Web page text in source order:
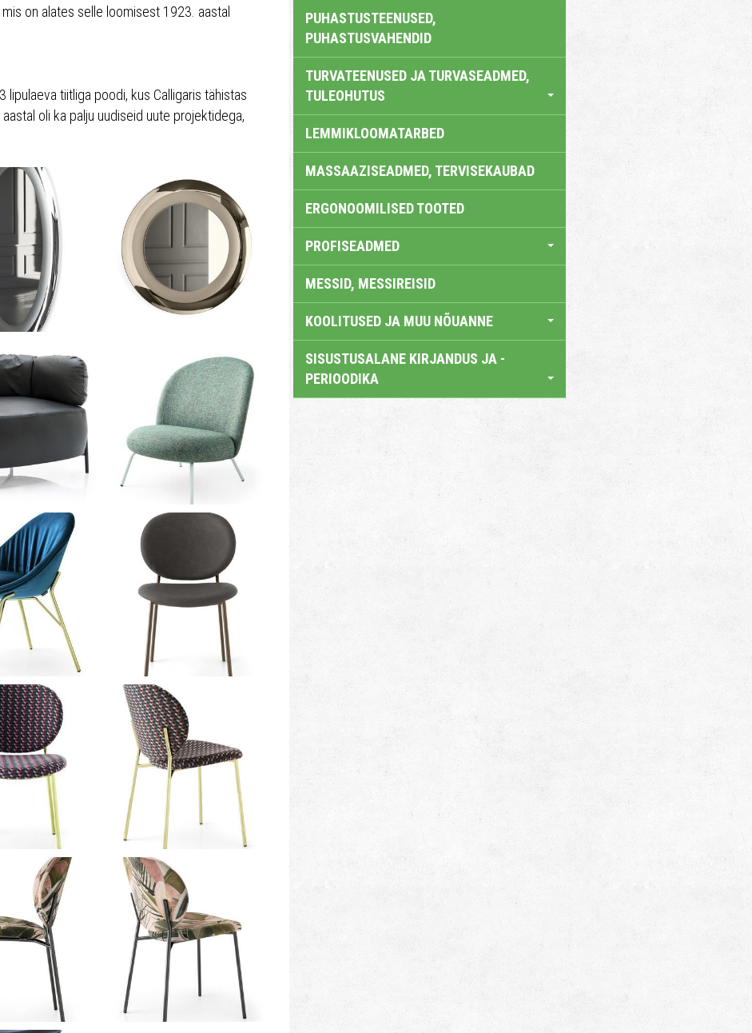
on alates selle loomisest 1923. aastal
lipulaeva tiitliga poodi, kus Calligaris tähistas
oli ka palju uudiseid uute projektidega,
PUHASTUSTEENUSED,
PUHASTUSVAHENDID
TURVATEENUSED JA TURVASEADMED,
TULEOHUTUS
LEMMIKLOOMATARBED
MASSAAZISEADMED, TERVISEKAUBAD
ERGONOOMILISED TOOTED
PROFISEADMED
MESSID, MESSIREISID
KOOLITUSED JA MUU NÕUANNE
SISUSTUSALANE KIRJANDUS JA -
PERIOODIKA